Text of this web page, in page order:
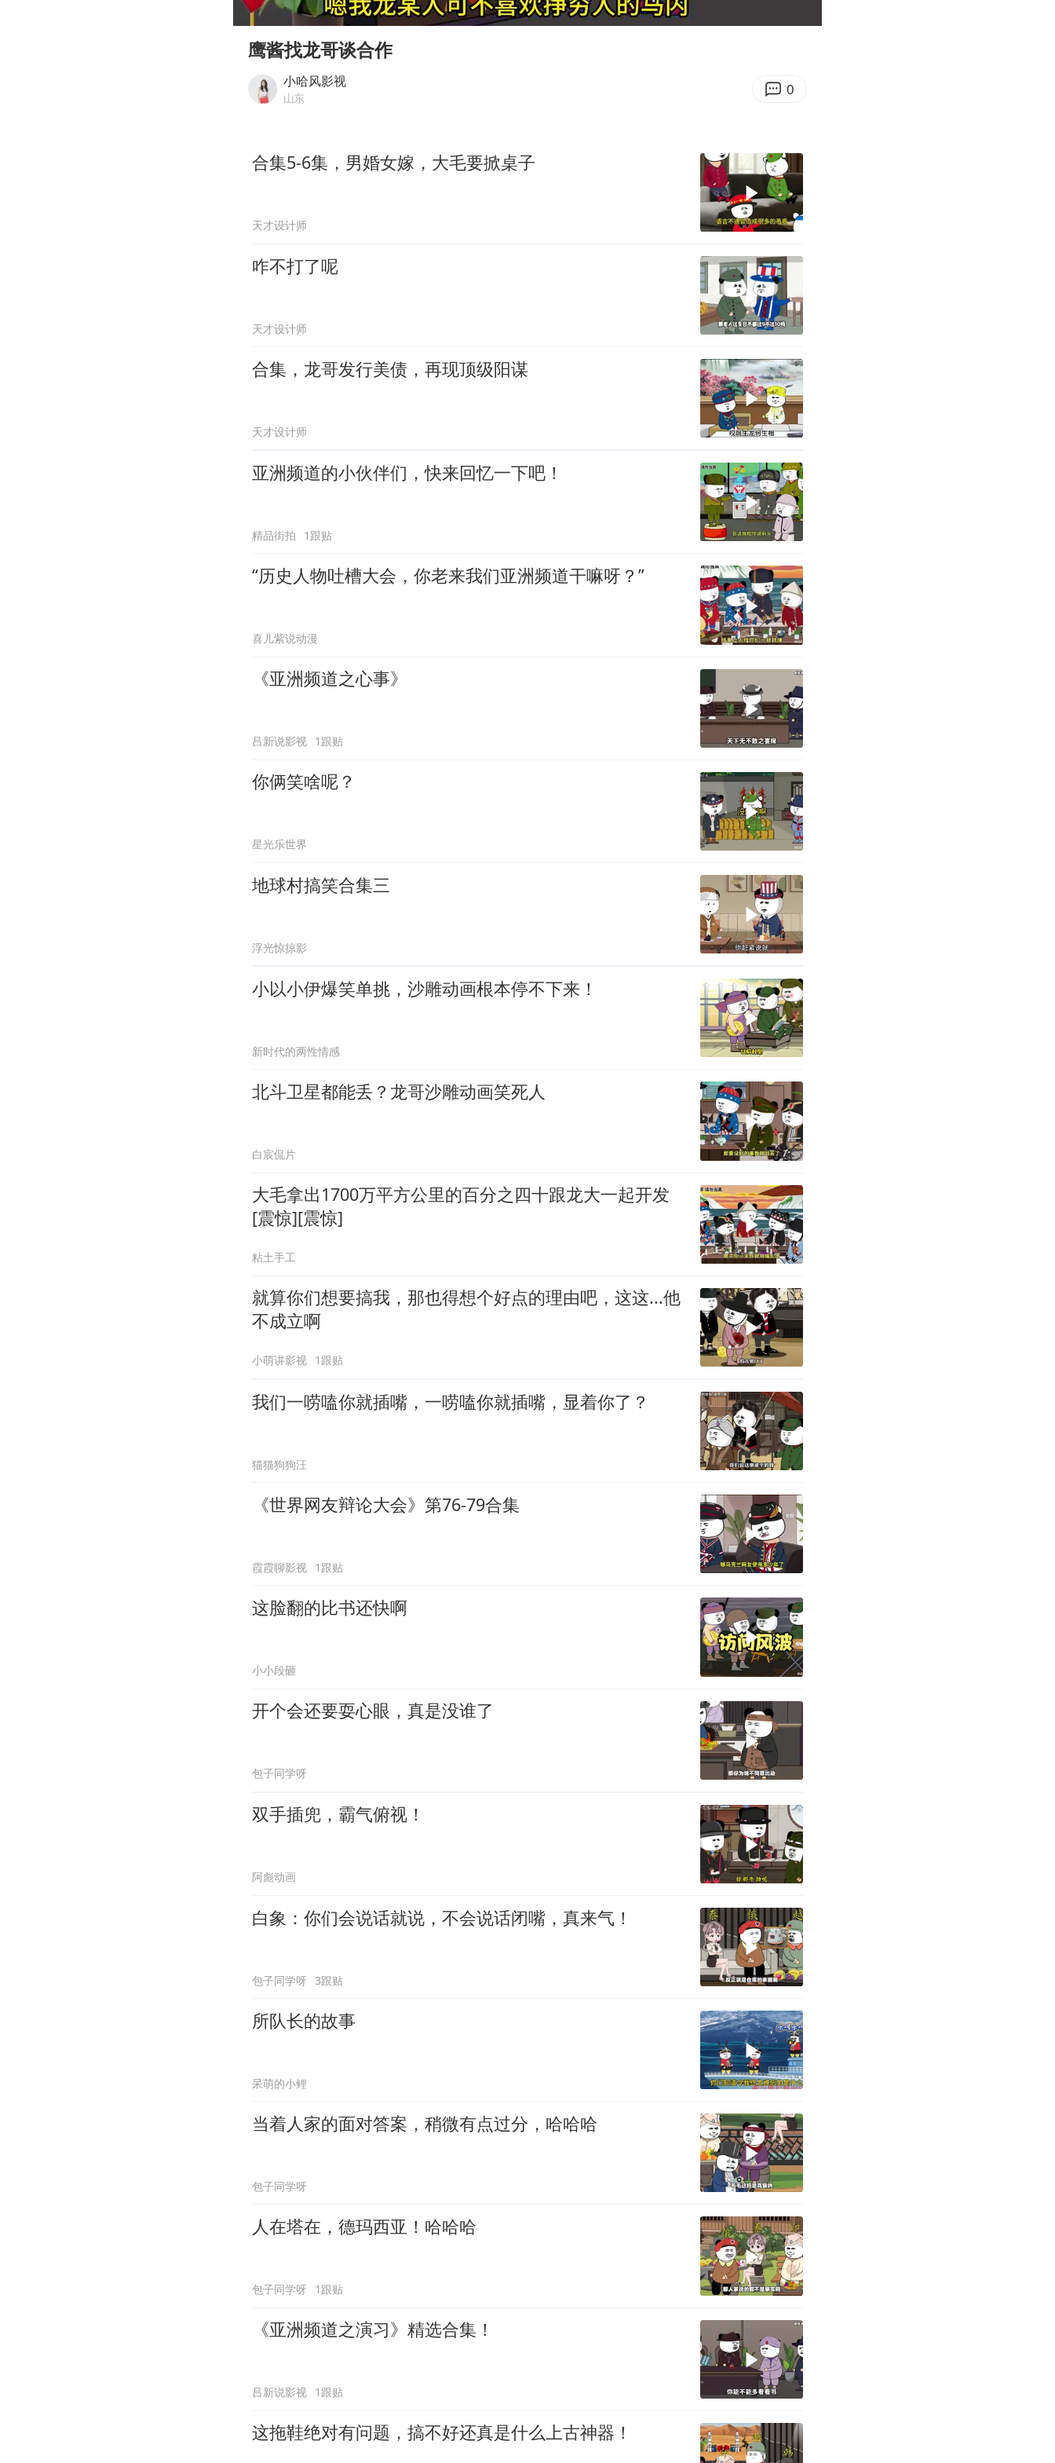
媒体：“内容由AI生成”不是免责盾牌
多个明星演唱会取消
人民的健康、体质、幸福一脉相承
Play
00:00
鹰酱找龙哥谈合作
小哈风影视
山东 0
合集5-6集，男婚女嫁，大毛要掀桌子
天才设计师
咋不打了呢
天才设计师
合集，龙哥发行美债，再现顶级阳谋
天才设计师
亚洲频道的小伙伴们，快来回忆一下吧！
精品街拍 1跟贴
“历史人物吐槽大会，你老来我们亚洲频道干嘛呀？”
喜儿紫说动漫
《亚洲频道之心事》
吕新说影视 1跟贴
你俩笑啥呢？
星光乐世界
地球村搞笑合集三
浮光惊掠影
小以小伊爆笑单挑，沙雕动画根本停不下来！
新时代的两性情感
北斗卫星都能丢？龙哥沙雕动画笑死人
白宸侃片
大毛拿出1700万平方公里的百分之四十跟龙大一起开发
[震惊][震惊]
粘土手工
就算你们想要搞我，那也得想个好点的理由吧，这这...他
不成立啊
小萌讲影视 1跟贴
我们一唠嗑你就插嘴，一唠嗑你就插嘴，显着你了？
猫猫狗狗汪
《世界网友辩论大会》第76-79合集
霞霞聊影视 1跟贴
这脸翻的比书还快啊
小小段砸
开个会还要耍心眼，真是没谁了
包子同学呀
双手插兜，霸气俯视！
阿彪动画
白象：你们会说话就说，不会说话闭嘴，真来气！
包子同学呀 3跟贴
所队长的故事
呆萌的小鲤
当着人家的面对答案，稍微有点过分，哈哈哈
包子同学呀
人在塔在，德玛西亚！哈哈哈
包子同学呀 1跟贴
《亚洲频道之演习》精选合集！
吕新说影视 1跟贴
这拖鞋绝对有问题，搞不好还真是什么上古神器！